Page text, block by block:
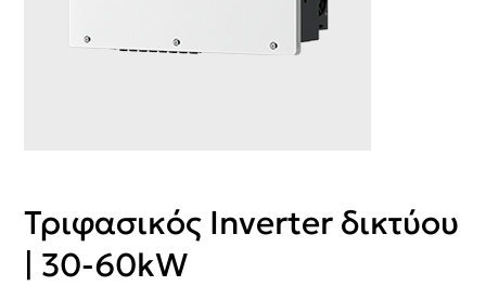
Τριφασικός Inverter δικτύου
| 30-60kW